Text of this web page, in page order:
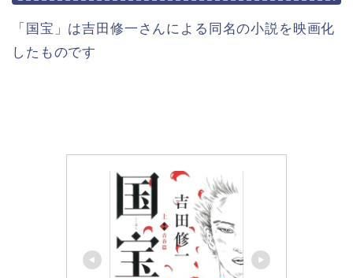
「国宝」は吉田修一さんによる同名の小説を映画化
したものです